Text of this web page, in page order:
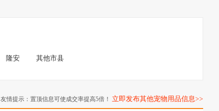
隆安 其他市县
友情提示：置顶信息可使成交率提高5倍！ 立即发布其他宠物用品信息>>